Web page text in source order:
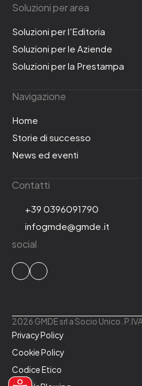
Soluzioni per area
Soluzioni per l'Editoria
Soluzioni per le Aziende
Soluzioni per la Prestampa
Navigazione
Home
Storie di successo
News ed eventi
Contatti
+39 0396091790
infogmde@gmde.it
social
2026 GMDE srl a Socio Unico.
Privacy Policy
Cookie Policy
Codice Etico